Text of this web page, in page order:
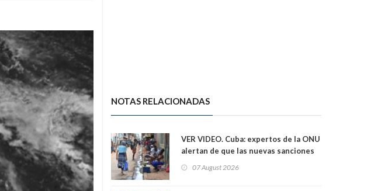
NOTAS RELACIONADAS
VER VIDEO. Cuba: expertos de la ONU
alertan de que las nuevas sanciones
una “Gaza silenciosa
07 August 2026